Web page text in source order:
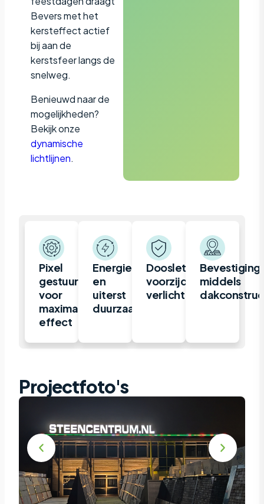
Bevers met het
kersteffect actief
bij aan de
kerstsfeer langs de
snelweg.
Benieuwd naar de
mogelijkheden?
Bekijk onze
dynamische
lichtlijnen.
Pixel
gestuurd
voor
maximaal
effect
Energiezuinig
en
uiterst
duurzaam
Doosletter,
voorzijde
verlicht
Bevestiging
middels
Projectfoto's